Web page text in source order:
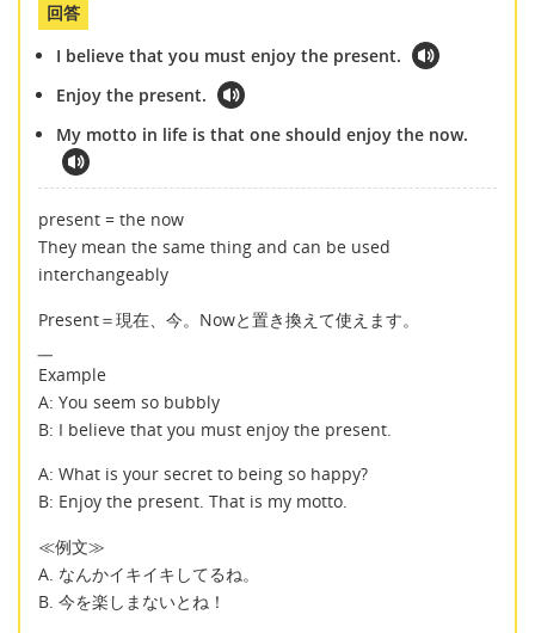
回答
I believe that you must enjoy the present.
Enjoy the present.
My motto in life is that one should enjoy the now.
present = the now
They mean the same thing and can be used
interchangeably
Present＝現在、今。Nowと置き換えて使えます。
Example
A: You seem so bubbly
B: I believe that you must enjoy the present.
A: What is your secret to being so happy?
B: Enjoy the present. That is my motto.
≪例文≫
A. なんかイキイキしてるね。
B. 今を楽しまないとね！